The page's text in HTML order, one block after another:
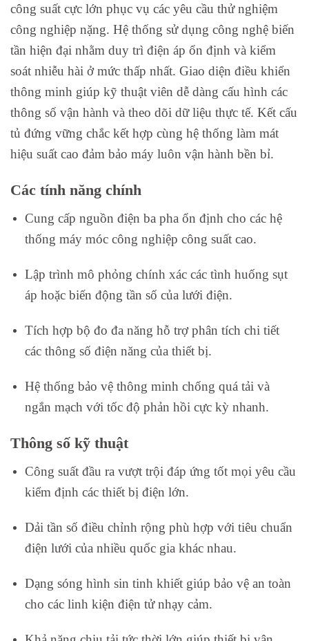
công suất cực lớn phục vụ các yêu cầu thử nghiệm
công nghiệp nặng. Hệ thống sử dụng công nghệ biến
tần hiện đại nhằm duy trì điện áp ổn định và kiểm
soát nhiễu hài ở mức thấp nhất. Giao diện điều khiển
thông minh giúp kỹ thuật viên dễ dàng cấu hình các
thông số vận hành và theo dõi dữ liệu thực tế. Kết cấu
tủ đứng vững chắc kết hợp cùng hệ thống làm mát
hiệu suất cao đảm bảo máy luôn vận hành bền bỉ.
Các tính năng chính
Cung cấp nguồn điện ba pha ổn định cho các hệ
thống máy móc công nghiệp công suất cao.
Lập trình mô phỏng chính xác các tình huống sụt
áp hoặc biến động tần số của lưới điện.
Tích hợp bộ đo đa năng hỗ trợ phân tích chi tiết
các thông số điện năng của thiết bị.
Hệ thống bảo vệ thông minh chống quá tải và
ngắn mạch với tốc độ phản hồi cực kỳ nhanh.
Thông số kỹ thuật
Công suất đầu ra vượt trội đáp ứng tốt mọi yêu cầu
kiểm định các thiết bị điện lớn.
Dải tần số điều chỉnh rộng phù hợp với tiêu chuẩn
điện lưới của nhiều quốc gia khác nhau.
Dạng sóng hình sin tinh khiết giúp bảo vệ an toàn
cho các linh kiện điện tử nhạy cảm.